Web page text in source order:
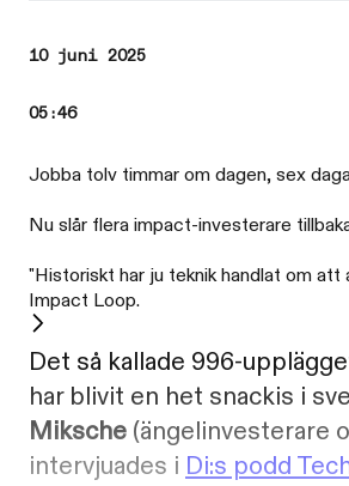
10 juni 2025
05:46
Jobba tolv timmar om dagen, sex
Nu slår flera impact-investerare
"Historiskt har ju teknik handlat om
Impact Loop.
Det så kallade 996-
har blivit en het snackis i
Miksche (ängelinvesterare
intervjuades i Di:s podd